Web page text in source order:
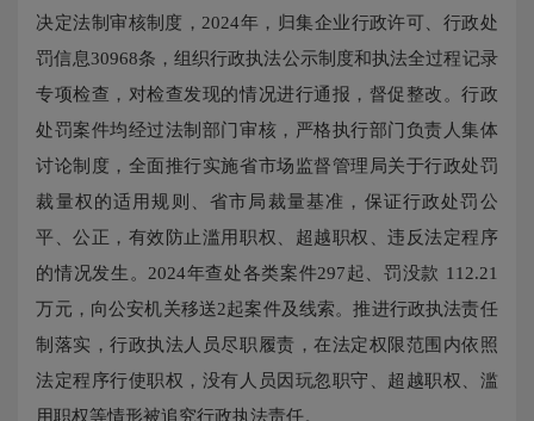
决定法制审核制度，2024年，归集企业行政许可、行政处
罚信息30968条，组织行政执法公示制度和执法全过程记录
专项检查，对检查发现的情况进行通报，督促整改。行政
处罚案件均经过法制部门审核，严格执行部门负责人集体
讨论制度，全面推行实施省市场监督管理局关于行政处罚
裁量权的适用规则、省市局裁量基准，保证行政处罚公
平、公正，有效防止滥用职权、超越职权、违反法定程序
的情况发生。2024年查处各类案件297起、罚没款 112.21
万元，向公安机关移送2起案件及线索。推进行政执法责任
制落实，行政执法人员尽职履责，在法定权限范围内依照
法定程序行使职权，没有人员因玩忽职守、超越职权、滥
用职权等情形被追究行政执法责任。